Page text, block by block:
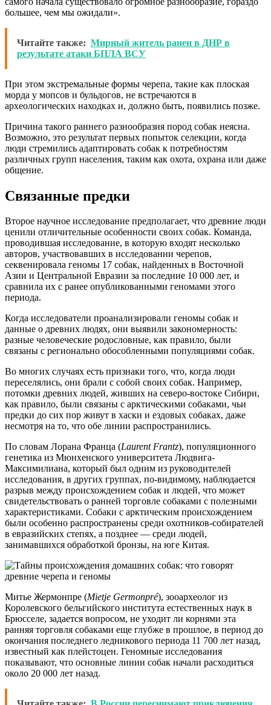
большее, чем мы ожидали».
Читайте также: Мирный житель ранен в ДНР в
результате атаки БПЛА ВСУ
При этом экстремальные формы черепа, такие как плоская
морда у мопсов и бульдогов, не встречаются в
археологических находках и, должно быть, появились позже.
Причина такого раннего разнообразия пород собак неясна.
Возможно, это результат первых попыток селекции, когда
люди стремились адаптировать собак к потребностям
различных групп населения, таким как охота, охрана или даже
общение.
Связанные предки
Второе научное исследование предполагает, что древние люди
ценили отличительные особенности своих собак. Команда,
проводившая исследование, в которую входят несколько
авторов, участвовавших в исследовании черепов,
секвенировала геномы 17 собак, найденных в Восточной
Азии и Центральной Евразии за последние 10 000 лет, и
сравнила их с ранее опубликованными геномами этого
периода.
Когда исследователи проанализировали геномы собак и
данные о древних людях, они выявили закономерность:
разные человеческие родословные, как правило, были
связаны с регионально обособленными популяциями собак.
Во многих случаях есть признаки того, что, когда люди
переселялись, они брали с собой своих собак. Например,
потомки древних людей, живших на северо-востоке Сибири,
как правило, были связаны с арктическими собаками, чьи
предки до сих пор живут в хаски и ездовых собаках, даже
несмотря на то, что обе линии распространились.
По словам Лорана Франца (Laurent Frantz), популяционного
генетика из Мюнхенского университета Людвига-
Максимилиана, который был одним из руководителей
исследования, в других группах, по-видимому, наблюдается
разрыв между происхождением собак и людей, что может
свидетельствовать о ранней торговле собаками с полезными
характеристиками. Собаки с арктическим происхождением
были особенно распространены среди охотников-собирателей
в евразийских степях, а позднее — среди людей,
занимавшихся обработкой бронзы, на юге Китая.
Митье Жермонпре (Mietje Germonpré), зооархеолог из
Королевского бельгийского института естественных наук в
Брюсселе, задается вопросом, не уходит ли корнями эта
ранняя торговля собаками еще глубже в прошлое, в период до
окончания последнего ледникового периода 11 700 лет назад,
известный как плейстоцен. Геномные исследования
показывают, что основные линии собак начали расходиться
около 20 000 лет назад.